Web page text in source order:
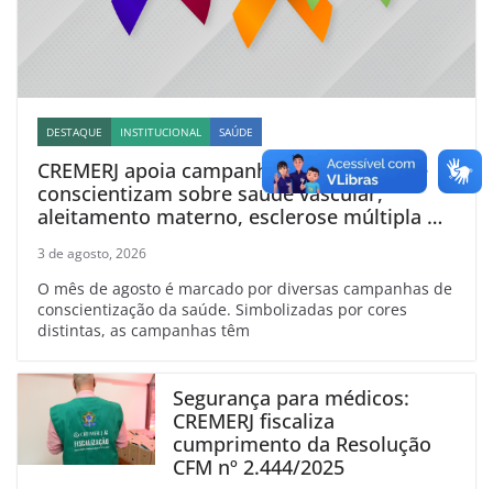
DESTAQUE INSTITUCIONAL SAÚDE
CREMERJ apoia campanhas de agosto que
conscientizam sobre saúde vascular,
aleitamento materno, esclerose múltipla e
3 de agosto, 2026
O mês de agosto é marcado por diversas campanhas de
conscientização da saúde. Simbolizadas por cores
distintas, as campanhas têm
Segurança para médicos:
CREMERJ fiscaliza
cumprimento da Resolução
CFM nº 2.444/2025